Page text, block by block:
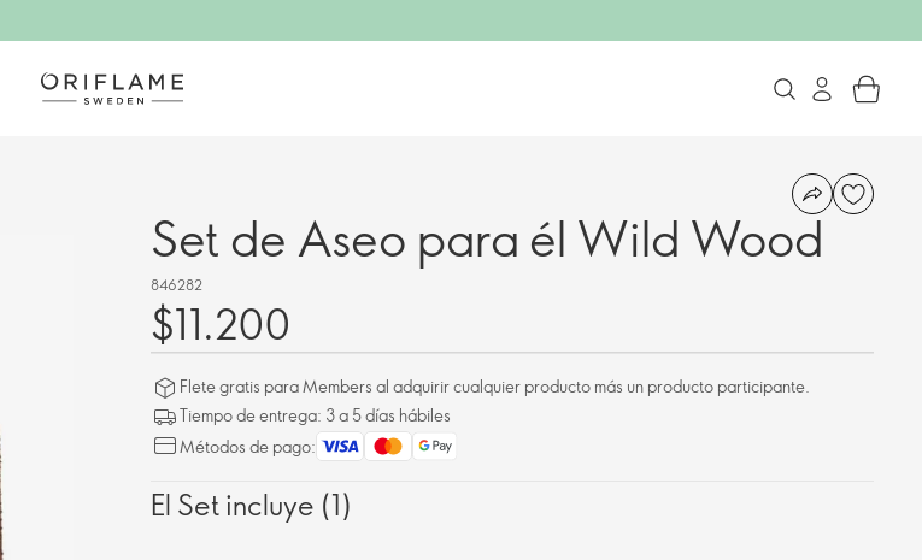
Set de Aseo para él Wild Wood
846282
$11.200
Flete gratis para Members al adquirir cualquier producto más un producto participante.
Tiempo de entrega: 3 a 5 días hábiles
Métodos de pago:
El Set incluye (1)